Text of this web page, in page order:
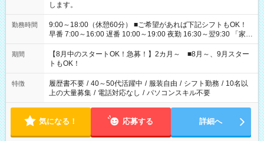
します。
勤務時間
9:00～18:00（休憩60分） ■ご希望があれば下記シフトもOK！
早番 7:00～16:00 遅番 10:00～19:00 夜勤 16:30～翌9:30 「家族
と休みを合わせたい」 「余裕を持って夕飯の準備がしたい」
「できれば残業はしたくない」 など、ご希望を教えてください
ね。 ※Wワーク希望の方へ 今ご覧のお仕事で希望する勤務時間
と、もう1つのお仕事の勤務時間。 合計で週40時間を超える場
合は応募できません。
期間
【8月中のスタートOK！急募！】2カ月～ ■8月～、9月スター
トもOK！
特徴 履歴書不要 / 40～50代活躍中 / 服装自由 / シフト勤務 / 10名以
上の大量募集 / 電話対応なし / パソコンスキル不要
気になる！ 応募する 詳細へ